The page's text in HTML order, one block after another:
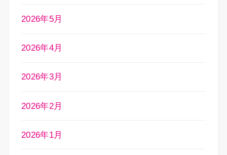
2026年5月
2026年4月
2026年3月
2026年2月
2026年1月